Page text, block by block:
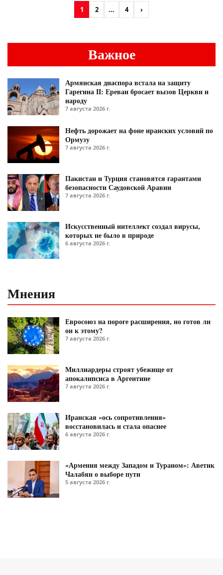
1 2 ... 4 ›
Важное
Армянская диаспора встала на защиту
Гарегина II: Ереван бросает вызов Церкви и
народу
7 августа 2026 г.
Нефть дорожает на фоне иранских условий по
Ормузу
7 августа 2026 г.
Пакистан и Турция становятся гарантами
безопасности Саудовской Аравии
7 августа 2026 г.
Искусственный интеллект создал вирусы,
которых не было в природе
6 августа 2026 г.
Мнения
Евросоюз на пороге расширения, но готов ли
он к этому?
7 августа 2026 г.
Миллиардеры строят убежище от
апокалипсиса в Аргентине
7 августа 2026 г.
Иранская «ось сопротивления»
восстановилась и стала опаснее
6 августа 2026 г.
«Армения между Западом и Тураном»: Аветик
Чалабян о выборе пути
5 августа 2026 г.